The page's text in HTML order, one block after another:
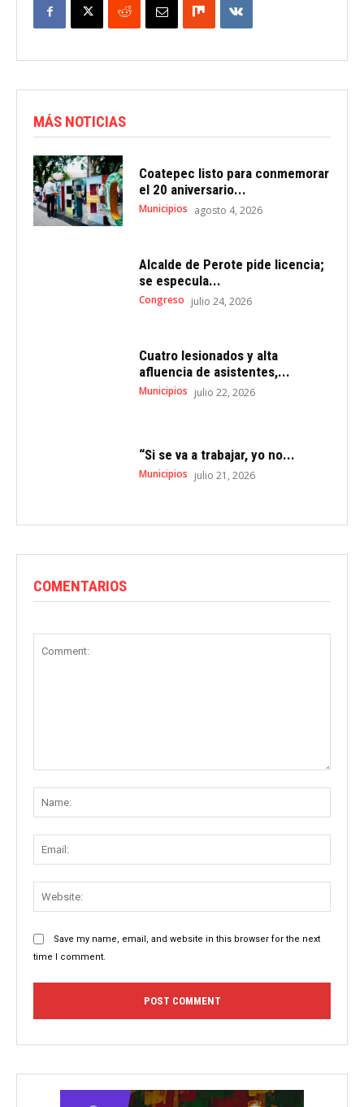
MÁS NOTICIAS
Coatepec listo para conmemorar
el 20 aniversario...
Municipios agosto 4, 2026
Alcalde de Perote pide licencia;
se especula...
Congreso julio 24, 2026
Cuatro lesionados y alta
afluencia de asistentes,...
Municipios julio 22, 2026
“Si se va a trabajar, yo no...
Municipios julio 21, 2026
COMENTARIOS
Save my name, email, and website in this browser for the next
time I comment.